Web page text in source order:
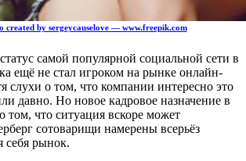
created by sergeycauselove — www.freepik.com
самой популярной социальной сети в
ещё не стал игроком на рынке онлайн-
слухи о том, что компании интересно это
давно. Но новое кадровое назначение в
том, что ситуация вскоре может
сотоварищи намерены всерьёз
себя рынок.